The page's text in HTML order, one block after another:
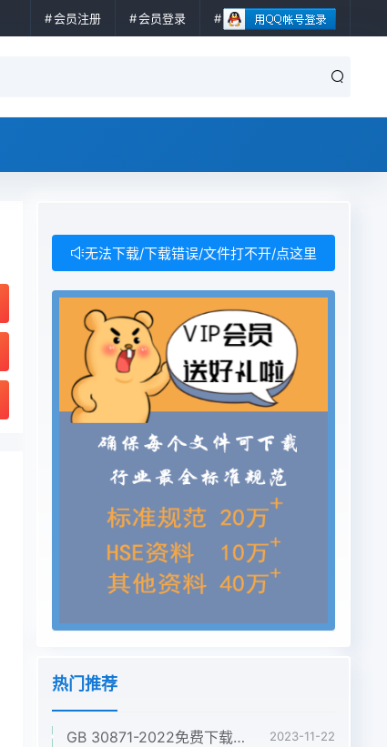
会员注册 会员登录
无法下载/下载错误/文件打不开/点这里
热门推荐
GB 30871-2022免费下载危险化学品企业特殊作业安全规范 2023-11-22